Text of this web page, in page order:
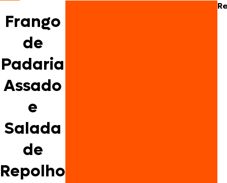
Frango
de
Padaria
Assado
e
Salada
de
Repolho